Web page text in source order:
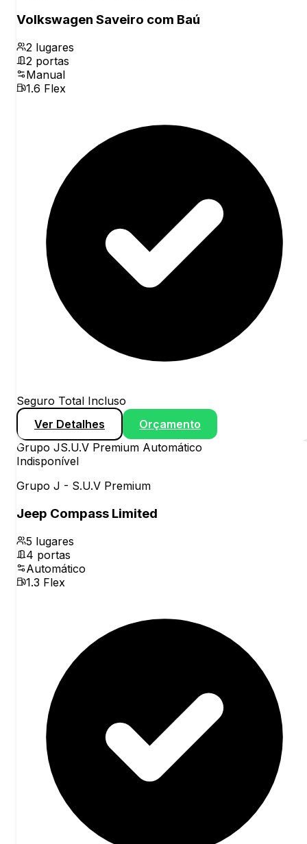
Volkswagen Saveiro com Baú
2 lugares
2 portas
Manual
1.6 Flex
Seguro Total Incluso
Ver Detalhes
Orçamento
Grupo JS.U.V Premium Automático
Indisponível
Grupo J - S.U.V Premium
Jeep Compass Limited
5 lugares
4 portas
Automático
1.3 Flex